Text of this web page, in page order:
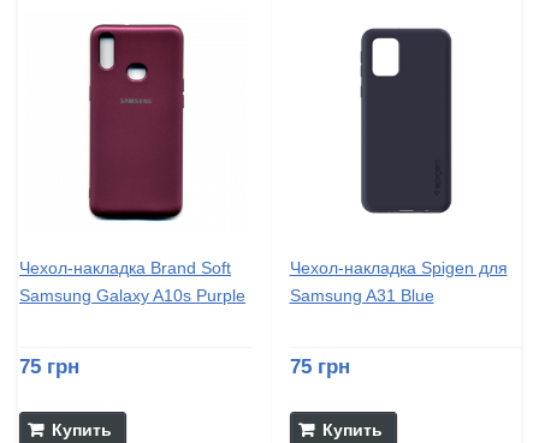
Чехол-накладка Brand Soft
Samsung Galaxy A10s Purple
75 грн
Купить
Чехол-накладка Spigen для
Samsung A31 Blue
75 грн
Купить